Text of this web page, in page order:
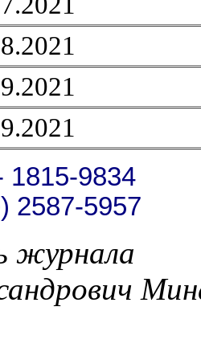
1815-9834
2587-5957
журнала